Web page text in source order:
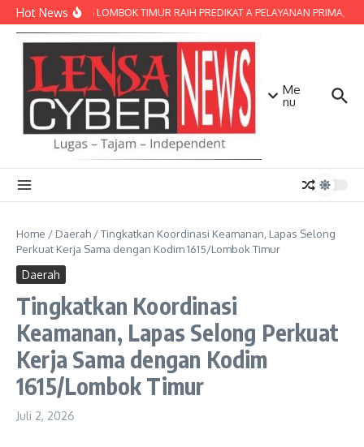
Lewati ke konten
Hot NewsPOLRES LOMBOK TIMUR RAIH PREDIKAT A PELAYANAN PRIMA,
Me
nu
Home / Daerah /Tingkatkan Koordinasi Keamanan, Lapas Selong
Perkuat Kerja Sama dengan Kodim 1615/Lombok Timur
Daerah
Tingkatkan Koordinasi
Keamanan, Lapas Selong Perkuat
Kerja Sama dengan Kodim
1615/Lombok Timur
Juli 2, 2026